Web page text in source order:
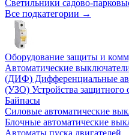
Светильники садово-
Все подкатегории →
Оборудование защиты и
Автоматические
(ДИФ) Дифференциальные
(УЗО) Устройства
Байпасы
Силовые автоматические
Блочные автоматические
Автоматы пуска двигателей